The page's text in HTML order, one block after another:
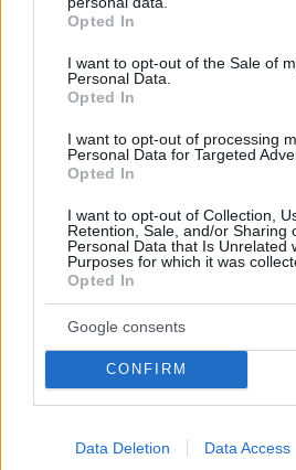
grant or deny consent to Google and
use your data for below specified
consent section.
Opted In
I want to opt-out of the Sale of
Personal Data.
Opted In
I want to opt-out of processing
Personal Data for Targeted
Opted In
I want to opt-out of Collection,
Retention, Sale, and/or Sharing
Personal Data that Is Unrelated
Purposes for which it was
Opted In
Google consents
CONFIRM
Data Deletion Data Access
προδιαγράφουν ή υπονοούν
αντίληψη του χώρου. Μια
Κοτιωνή, Καθηγητή στο
του Πανεπιστημίου
https://www.onassis.org/el/
on/travelling-experience-
Αρχείο Καβάφη |
ΕΠΤΑ ΜΑΘΗΜΑΤΑ (2017)
Διάρκεια: 44 λεπτά
Επτά συναντήσεις με
ποιήματα. Στις
ποιήματος ακολουθείται
μία από αυτές τις επτά